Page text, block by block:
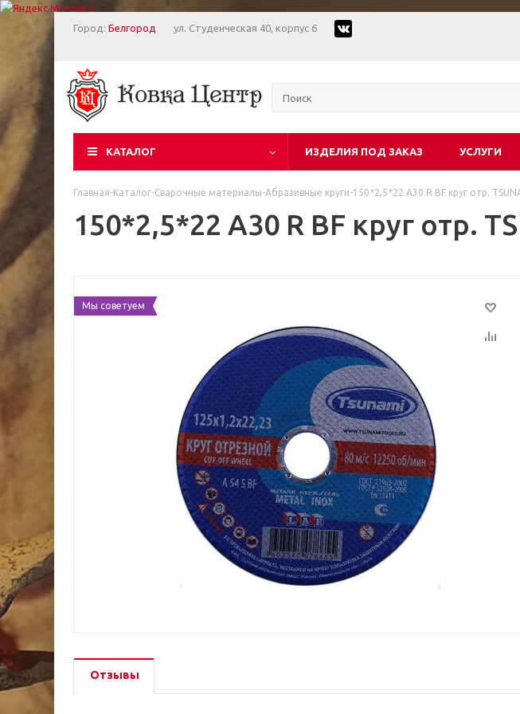
Город: Белгород ул. Студенческая 40, корпус 6
КАТАЛОГ ИЗДЕЛИЯ ПОД ЗАКАЗ УСЛУГИ
Главная-Каталог-Сварочные материалы-Абразивные круги-150*2,5*22 А30 R BF круг отр.
150*2,5*22 А30 R BF круг отр.
Мы советуем
Отзывы